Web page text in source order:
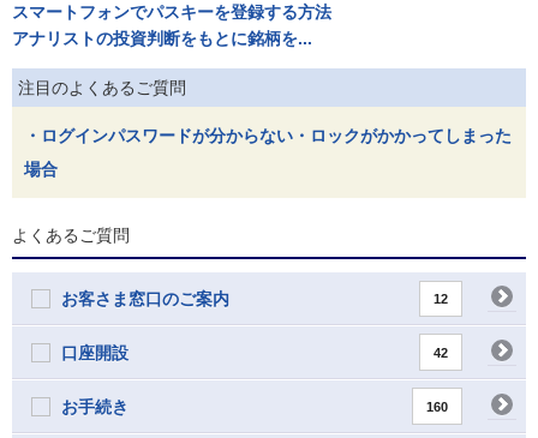
スマートフォンでパスキーを登録する方法
アナリストの投資判断をもとに銘柄を...
注目のよくあるご質問
・ログインパスワードが分からない・ロックがかかってしまった
場合
よくあるご質問
お客さま窓口のご案内 12
口座開設 42
お手続き 160